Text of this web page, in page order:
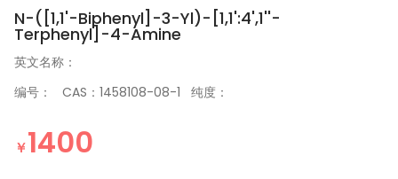
N-([1,1'-Biphenyl]-3-Yl)-[1,1':4',1''-
Terphenyl]-4-Amine
英文名称：
编号： CAS：1458108-08-1 纯度：
￥1400